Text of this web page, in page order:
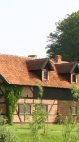
und Antworten